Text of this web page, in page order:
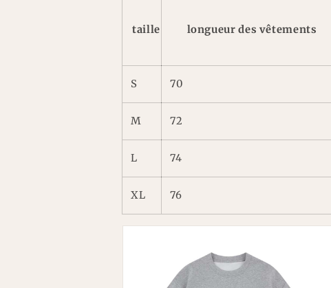
taille longueur des vêtements
S 70
M 72
L 74
XL 76